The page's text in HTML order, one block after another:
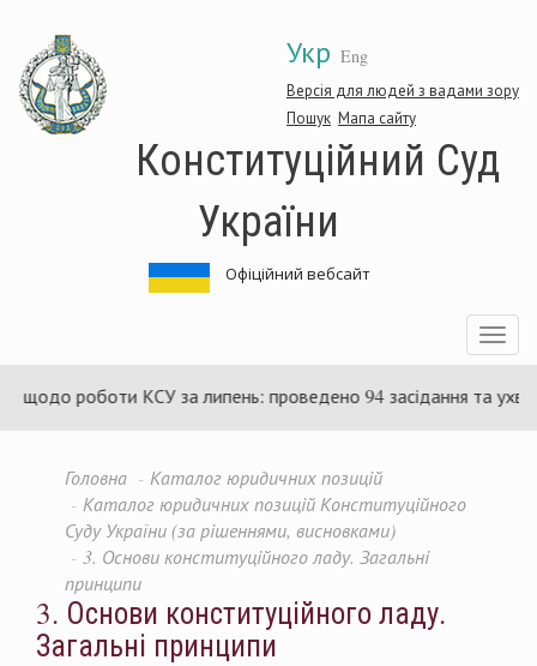
основного
матеріалу
Укр Eng
Версія для людей з вадами зору
Пошук Мапа сайту
Конституційний Суд
України
Офіційний вебсайт
Toggle
КСУ за липень: проведено 94 засідання та ухвалено 85
Головна
Каталог юридичних позицій
Каталог юридичних позицій Конституційного
Суду України (за рішеннями, висновками)
3. Основи конституційного ладу. Загальні
принципи
3. Основи конституційного ладу.
Загальні принципи